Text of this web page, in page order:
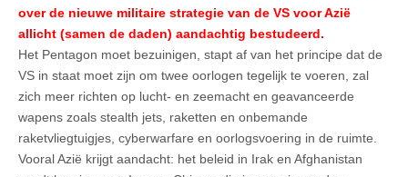
over de nieuwe militaire strategie van de VS voor Azië
allicht (samen de daden) aandachtig bestudeerd.
Het Pentagon moet bezuinigen, stapt af van het principe dat de
VS in staat moet zijn om twee oorlogen tegelijk te voeren, zal
zich meer richten op lucht- en zeemacht en geavanceerde
wapens zoals stealth jets, raketten en onbemande
raketvliegtuigjes, cyberwarfare en oorlogsvoering in de ruimte.
Vooral Azië krijgt aandacht: het beleid in Irak en Afghanistan